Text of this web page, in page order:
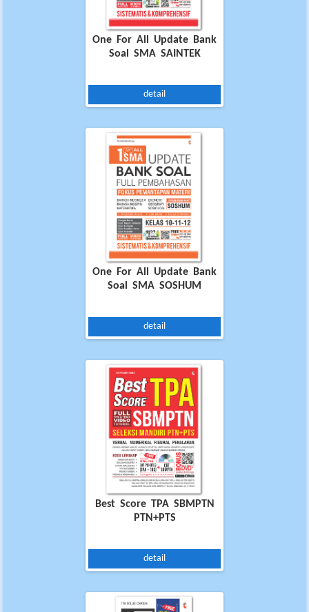
One For All Update Bank
Soal SMA SAINTEK
detail
One For All Update Bank
Soal SMA SOSHUM
detail
Best Score TPA SBMPTN
PTN+PTS
detail